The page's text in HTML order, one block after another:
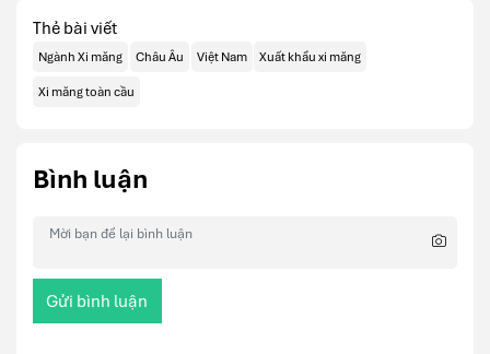
Thẻ bài viết
Ngành Xi măng Châu Âu Việt Nam Xuất khẩu xi măng
Xi măng toàn cầu
Bình luận
Gửi bình luận